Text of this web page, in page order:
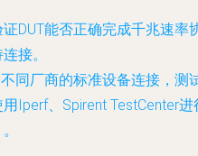
证DUT能否正确完成千兆速率
接。
不同厂商的标准设备连接，测
Iperf、Spirent TestCenter进